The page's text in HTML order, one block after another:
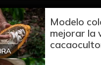
Modelo
mejorar la